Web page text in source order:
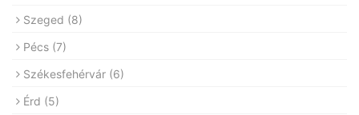
Szeged (8)
Pécs (7)
Székesfehérvár (6)
Érd (5)